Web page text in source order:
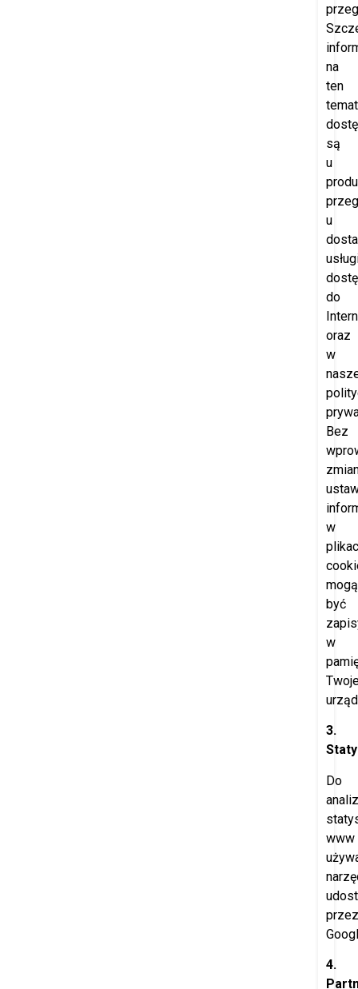
na
ten
temat
są
u
u
do
oraz
w
Bez
w
mogą
być
w
3.
Do
www
przez
4.